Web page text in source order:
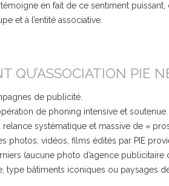
en fait de ce sentiment
et à l’entité associative.
QU’ASSOCIATION PIE
de publicité.
de phoning intensive et soutenue.
relance systématique et massive de «
photos, vidéos, films édités par PIE
(aucune photo d’agence publicitaire
type bâtiments iconiques ou paysages